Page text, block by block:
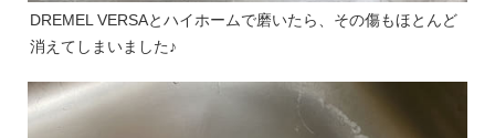
DREMEL VERSAとハイホームで磨いたら、その傷もほとんど
消えてしまいました♪